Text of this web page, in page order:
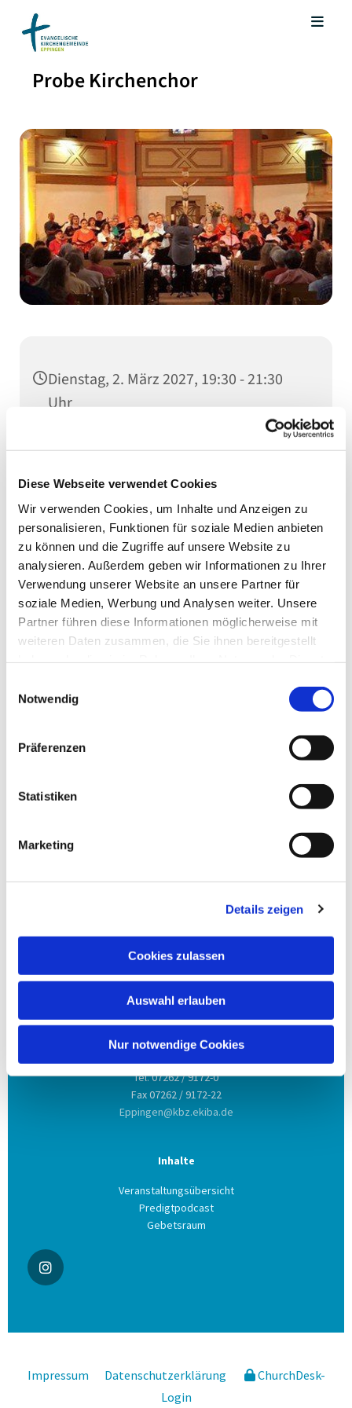
Diese Webseite verwendet Cookies
Wir verwenden Cookies, um Inhalte und Anzeigen zu
personalisieren, Funktionen für soziale Medien anbieten
zu können und die Zugriffe auf unsere Website zu
analysieren. Außerdem geben wir Informationen zu Ihrer
Verwendung unserer Website an unsere Partner für
soziale Medien, Werbung und Analysen weiter. Unsere
Partner führen diese Informationen möglicherweise mit
weiteren Daten zusammen, die Sie ihnen bereitgestellt
Notwendig
Präferenzen
Statistiken
Marketing
Details zeigen
Cookies zulassen
Auswahl erlauben
Nur notwendige Cookies
Probe Kirchenchor
Dienstag, 2. März 2027, 19:30 - 21:30
Uhr
Stadtkirche, Kaiserstraße 10, 75031
Anschrift
Evang. Kirchengemeinde Eppingen
Ludwig-Zorn-Str. 12
75031 Eppingen
Kontakt aufnehmen
Tel. 07262 / 9172-0
Fax 07262 / 9172-22
Eppingen@kbz.ekiba.de
Inhalte
Veranstaltungsübersicht
Predigtpodcast
Gebetsraum
Impressum Datenschutzerklärung
ChurchDesk-
Login